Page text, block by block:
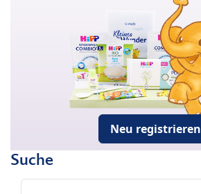
Neu registrieren
Suche